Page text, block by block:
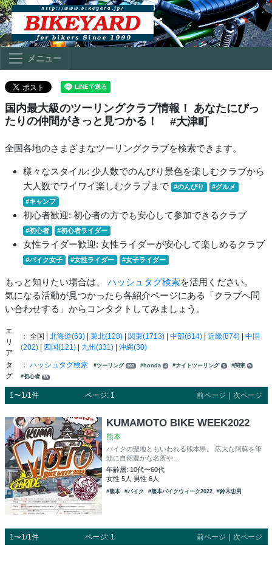
メニュー
国内最大級のツーリングクラブ情報！ あなたにぴっ
たりの仲間がきっと見つかる！
#大津町
全国各地のさまざまなツーリングクラブを検索できます。
様々なスタイル: 少人数でのんびり景色を楽しむクラブから
大人数でワイワイ楽しむクラブまで
#のんびり
#グルメ
#キャンプ
初心者歓迎: 初心者の方でも安心して参加できるクラブ
#初心者 #初心者ライダー
女性ライダー歓迎: 女性ライダーが安心して楽しめるクラブ
#バイク女子 #女性ライダー #女子ライダー
もっと知りたい場合は、 ハッシュタグ検索を活用ください。
気になる活動が見つかったら各紹介ページにある「クラブへ問
い合わせする」からコンタクトしてみましょう。
エ
リ
ア
： 全国 | 北海道(63)| 東北(128)| 関東(1713)| 中部(614)| 近畿(874)| 中国
(202)| 四国(121)| 九州(331)| 沖縄(30)
タ
グ
： ハッシュタグ検索 #ツーリング 102 #honda 4 #ナイトツーリング 6 #関東 9
#初心者 39
1〜1/1件 ページ: 1 前ページ 次ページ
KUMAMOTO BIKE WEEK2022
熊本
バイクの聖地ともいわれる熊本県。 広大な阿蘇を筆
頭に自然豊かな名所や…
年齢層: 10代〜60代
女性 5人 男性 6人
#熊本 #バイク #熊本バイクウィーク2022 #鈴木忠男
1〜1/1件 ページ: 1 前ページ ｜ 次ページ